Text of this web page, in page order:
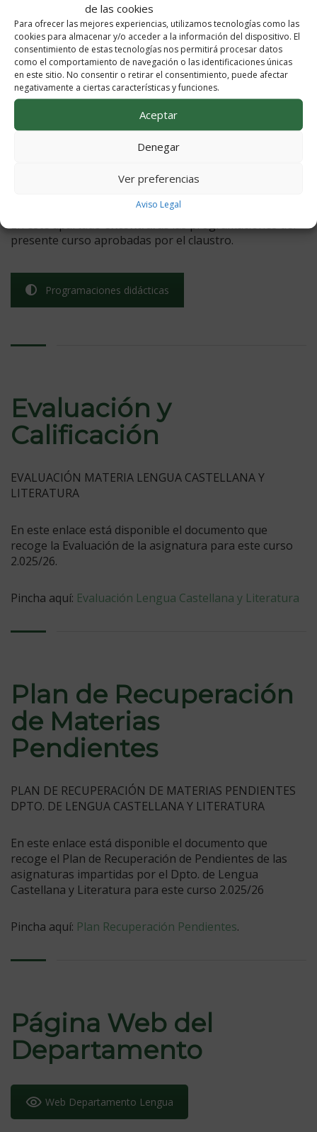
de las cookies
Para ofrecer las mejores experiencias, utilizamos tecnologías como las
cookies para almacenar y/o acceder a la información del dispositivo. El
consentimiento de estas tecnologías nos permitirá procesar datos
como el comportamiento de navegación o las identificaciones únicas
en este sitio. No consentir o retirar el consentimiento, puede afectar
negativamente a ciertas características y funciones.
Aceptar
Denegar
Ver preferencias
Aviso Legal
Programaciones
Didácticas
Las programaciones didácticas son
que se aprueban en el mes de noviembre
ya que, para su elaboración, se tienen en cuenta los
resultados de la Evaluación Inicial.
En este apartadoencontraráslas programaciones del
presente curso aprobadas por el claustro.
Programaciones didácticas
Evaluación y
Calificación
EVALUACIÓN MATERIA LENGUA CASTELLANA Y
LITERATURA
En este enlace está disponible el documento que
recoge la Evaluación de la asignatura para este curso
2.025/26.
Pincha aquí: Evaluación Lengua Castellana y Literatura
Plan de Recuperación
de Materias
Pendientes
PLAN DE RECUPERACIÓN DE MATERIAS PENDIENTES
DPTO. DE LENGUA CASTELLANA Y LITERATURA
En este enlace está disponible el documento que
recoge el Plan de Recuperación de Pendientes de las
asignaturas impartidas por el Dpto. de Lengua
Castellana y Literatura para este curso 2.025/26
Pincha aquí: Plan Recuperación Pendientes.
Página Web del
Departamento
Web Departamento Lengua